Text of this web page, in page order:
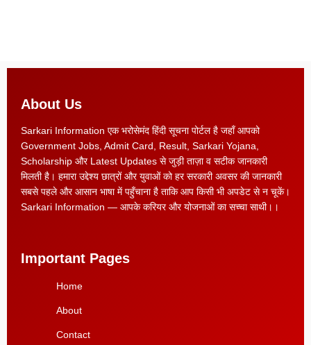
About Us
Sarkari Information एक भरोसेमंद हिंदी सूचना पोर्टल है जहाँ आपको
Government Jobs, Admit Card, Result, Sarkari Yojana,
Scholarship और Latest Updates से जुड़ी ताज़ा व सटीक जानकारी
मिलती है। हमारा उद्देश्य छात्रों और युवाओं को हर सरकारी अवसर की जानकारी
सबसे पहले और आसान भाषा में पहुँचाना है ताकि आप किसी भी अपडेट से न चूकें।
Sarkari Information — आपके करियर और योजनाओं का सच्चा साथी।।
Important Pages
Home
About
Contact